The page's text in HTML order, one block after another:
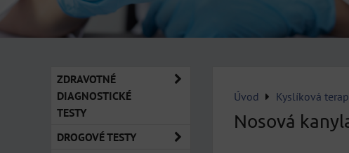
Úvod Kyslíková
Nosová
ZDRAVOTNÉ
DIAGNOSTICKÉ
TESTY
DROGOVÉ TESTY